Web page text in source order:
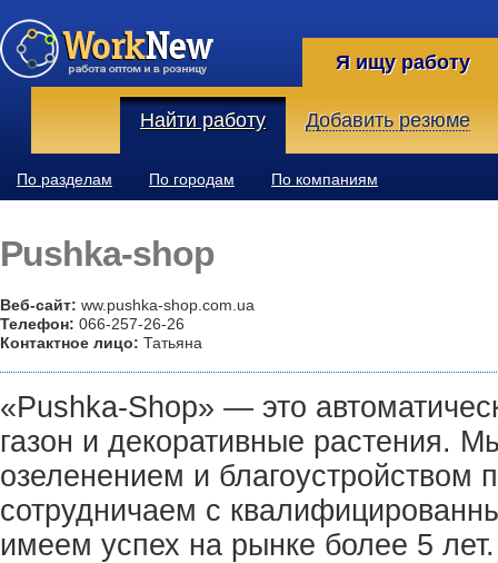
Я ищу работу
Найти работу Добавить резюме
По разделам По городам По компаниям
Pushka-shop
Веб-сайт: ww.pushka-shop.com.ua
Телефон: 066-257-26-26
Контактное лицо: Татьяна
«Pushka-Shop» — это
газон и декоративные растения.
озеленением и благоустройством
сотрудничаем с
имеем успех на рынке более 5 лет.